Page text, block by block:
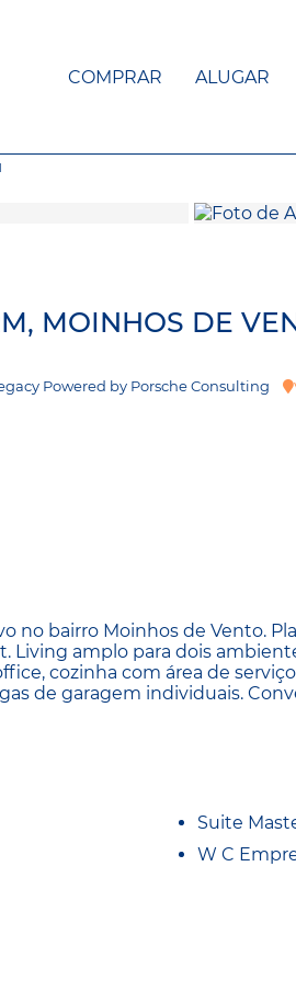
COMPRAR ALUGAR
MOINHOS DE
Powered by Porsche Consulting
no bairro Moinhos de Vento.
amplo para dois
cozinha com área de
de garagem individuais.
Suite
W C